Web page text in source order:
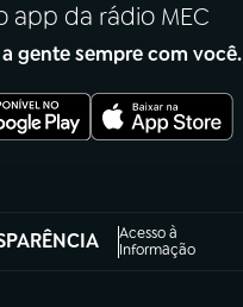
app da rádio MEC
gente sempre com você.
Acesso à
Informação
aba)